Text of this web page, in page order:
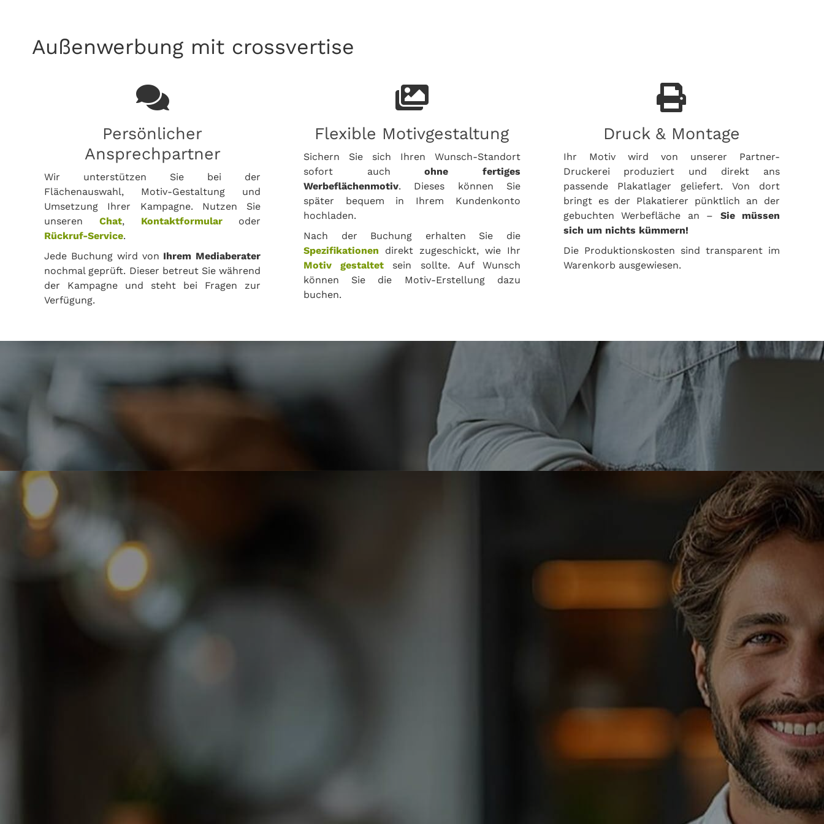
Außenwerbung mit crossvertise
Persönlicher
Ansprechpartner
Wir unterstützen Sie bei der
Flächenauswahl, Motiv-Gestaltung und
Umsetzung Ihrer Kampagne. Nutzen Sie
unseren Chat, Kontaktformularoder
Rückruf-Service.
Jede Buchung wird von Ihrem Mediaberater
nochmal geprüft. Dieser betreut Sie während
der Kampagne und steht bei Fragen zur
Verfügung.
Flexible Motivgestaltung
Sichern Sie sich Ihren Wunsch-Standort
sofort auchohne fertiges
Werbeflächenmotiv. Dieses können Sie
später bequem in Ihrem Kundenkonto
hochladen.
Nach der Buchung erhalten Sie die
Spezifikationen direkt zugeschickt, wie Ihr
Motiv gestaltet sein sollte. Auf Wunsch
können Sie die Motiv-Erstellung dazu
buchen.
Druck & Montage
Ihr Motiv wird von unserer Partner-
Druckerei produziert und direkt ans
passende Plakatlager geliefert. Von dort
bringt es der Plakatierer pünktlich an der
gebuchten Werbefläche an – Sie müssen
sich um nichts kümmern!
Die Produktionskosten sind transparent im
Warenkorb ausgewiesen.